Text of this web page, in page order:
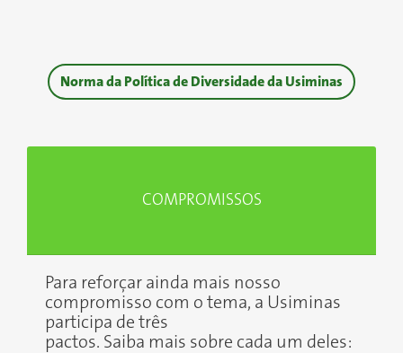
Norma da Política de Diversidade da Usiminas
COMPROMISSOS
Para reforçar ainda mais nosso
compromisso com o tema, a Usiminas
participa de três
pactos. Saiba mais sobre cada um deles: